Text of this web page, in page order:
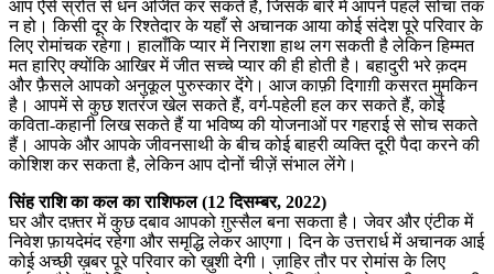
आप ऐसे स्रोत से धन अर्जित कर सकते हैं, जिसके बारे में आपने पहले सोचा तक
न हो। किसी दूर के रिश्तेदार के यहाँ से अचानक आया कोई संदेश पूरे परिवार के
लिए रोमांचक रहेगा। हालाँकि प्यार में निराशा हाथ लग सकती है लेकिन हिम्मत
मत हारिए क्योंकि आखिर में जीत सच्चे प्यार की ही होती है। बहादुरी भरे क़दम
और फ़ैसले आपको अनुकूल पुरुस्कार देंगे। आज काफ़ी दिगाग़ी कसरत मुमकिन
है। आपमें से कुछ शतरंज खेल सकते हैं, वर्ग-पहेली हल कर सकते हैं, कोई
कविता-कहानी लिख सकते हैं या भविष्य की योजनाओं पर गहराई से सोच सकते
हैं। आपके और आपके जीवनसाथी के बीच कोई बाहरी व्यक्ति दूरी पैदा करने की
कोशिश कर सकता है, लेकिन आप दोनों चीज़ें संभाल लेंगे।
सिंह राशि का कल का राशिफल (12 दिसम्बर, 2022)
घर और दफ़्तर में कुछ दबाव आपको ग़ुस्सैल बना सकता है। जेवर और एंटीक में
निवेश फ़ायदेमंद रहेगा और समृद्धि लेकर आएगा। दिन के उत्तरार्ध में अचानक आई
कोई अच्छी ख़बर पूरे परिवार को ख़ुशी देगी। ज़ाहिर तौर पर रोमांस के लिए